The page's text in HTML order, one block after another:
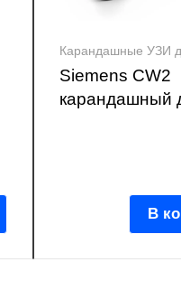
Карандашные УЗИ
Siemens CW2
карандашный
В